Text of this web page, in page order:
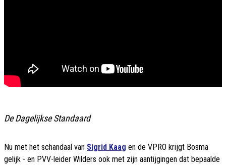
De Dagelijkse Standaard
Nu met het schandaal van Sigrid Kaag en de VPRO krijgt Bosma
gelijk - en PVV-leider Wilders ook met zijn aantijgingen dat bepaalde